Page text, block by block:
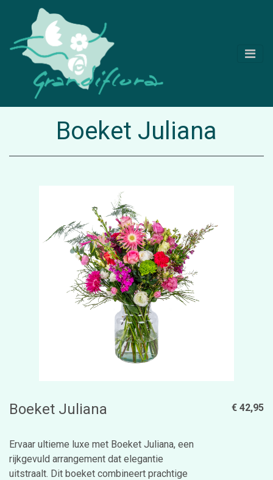
Boeket Juliana
Boeket Juliana
Ervaar ultieme luxe met Boeket Juliana, een
rijkgevuld arrangement dat elegantie
uitstraalt. Dit boeket combineert prachtige
€ 42,95